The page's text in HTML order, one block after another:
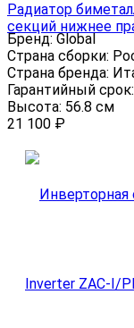
Радиатор
секций нижнее
Бренд: Global
Страна сборки:
Страна бренда:
Гарантийный срок:
Высота: 56.8 см
21 100 ₽